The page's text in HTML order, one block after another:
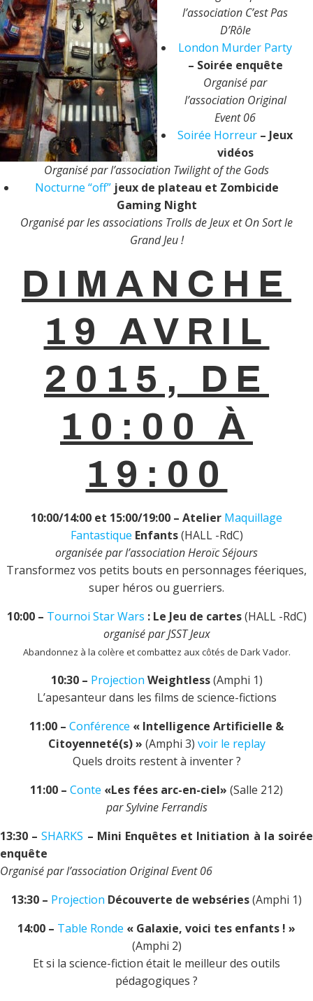
l’association C’est Pas
D’Rôle
London Murder Party
– Soirée enquête
Organisé par
l’association Original
Event 06
Soirée Horreur – Jeux
vidéos
Organisé par l’association Twilight of the Gods
Nocturne “off”jeux de plateau et Zombicide
Gaming Night
Organisé par les associations Trolls de Jeux et On Sort le
Grand Jeu !
DIMANCHE
19 AVRIL
2015, DE
10:00 À
19:00
10:00/14:00 et 15:00/19:00 – Atelier Maquillage
Fantastique Enfants(HALL -RdC)
organisée par l’association Heroïc Séjours
Transformez vos petits bouts en personnages féeriques,
super héros ou guerriers.
10:00 – Tournoi Star Wars : Le Jeu de cartes(HALL -RdC)
organisé par JSST Jeux
Abandonnez à la colère et combattez aux côtés de Dark Vador.
10:30 – Projection Weightless(Amphi 1)
L’apesanteur dans les films de science-fictions
11:00 – Conférence « Intelligence Artificielle &
Citoyenneté(s) » (Amphi 3) voir le replay
Quels droits restent à inventer ?
11:00 – Conte «Les fées arc-en-ciel» (Salle 212)
par Sylvine Ferrandis
13:30 – SHARKS – Mini Enquêtes et Initiation à la soirée
enquête
Organisé par l’association Original Event 06
13:30 – Projection Découverte de webséries(Amphi 1)
14:00 – Table Ronde « Galaxie, voici tes enfants ! »
(Amphi 2)
Et si la science-fiction était le meilleur des outils
pédagogiques ?